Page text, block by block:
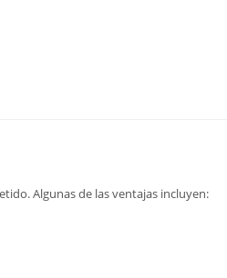
Algunas de las ventajas incluyen: